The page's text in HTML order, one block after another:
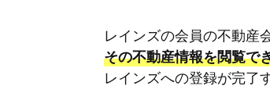
レインズの会員の不動産
その不動産情報を閲覧で
レインズへの登録が完了